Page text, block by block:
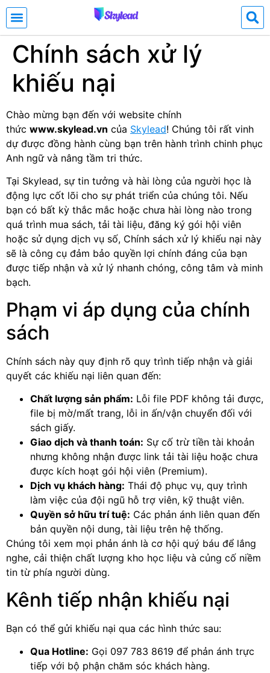
Chính sách xử lý
khiếu nại
Chào mừng bạn đến với website chính
thức www.skylead.vn của Skylead! Chúng tôi rất vinh
dự được đồng hành cùng bạn trên hành trình chinh phục
Anh ngữ và nâng tầm tri thức.
Tại Skylead, sự tin tưởng và hài lòng của người học là
động lực cốt lõi cho sự phát triển của chúng tôi. Nếu
bạn có bất kỳ thắc mắc hoặc chưa hài lòng nào trong
quá trình mua sách, tải tài liệu, đăng ký gói hội viên
hoặc sử dụng dịch vụ số, Chính sách xử lý khiếu nại này
sẽ là công cụ đảm bảo quyền lợi chính đáng của bạn
được tiếp nhận và xử lý nhanh chóng, công tâm và minh
bạch.
Phạm vi áp dụng của chính
sách
Chính sách này quy định rõ quy trình tiếp nhận và giải
quyết các khiếu nại liên quan đến:
Chất lượng sản phẩm: Lỗi file PDF không tải được,
file bị mờ/mất trang, lỗi in ấn/vận chuyển đối với
sách giấy.
Giao dịch và thanh toán: Sự cố trừ tiền tài khoản
nhưng không nhận được link tải tài liệu hoặc chưa
được kích hoạt gói hội viên (Premium).
Dịch vụ khách hàng: Thái độ phục vụ, quy trình
làm việc của đội ngũ hỗ trợ viên, kỹ thuật viên.
Quyền sở hữu trí tuệ: Các phản ánh liên quan đến
bản quyền nội dung, tài liệu trên hệ thống.
Chúng tôi xem mọi phản ánh là cơ hội quý báu để lắng
nghe, cải thiện chất lượng kho học liệu và củng cố niềm
tin từ phía người dùng.
Kênh tiếp nhận khiếu nại
Bạn có thể gửi khiếu nại qua các hình thức sau:
Qua Hotline: Gọi 097 783 8619 để phản ánh trực
tiếp với bộ phận chăm sóc khách hàng.